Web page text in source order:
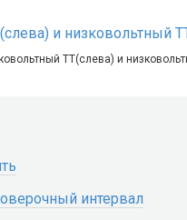
ТТ(слева) и
интервал